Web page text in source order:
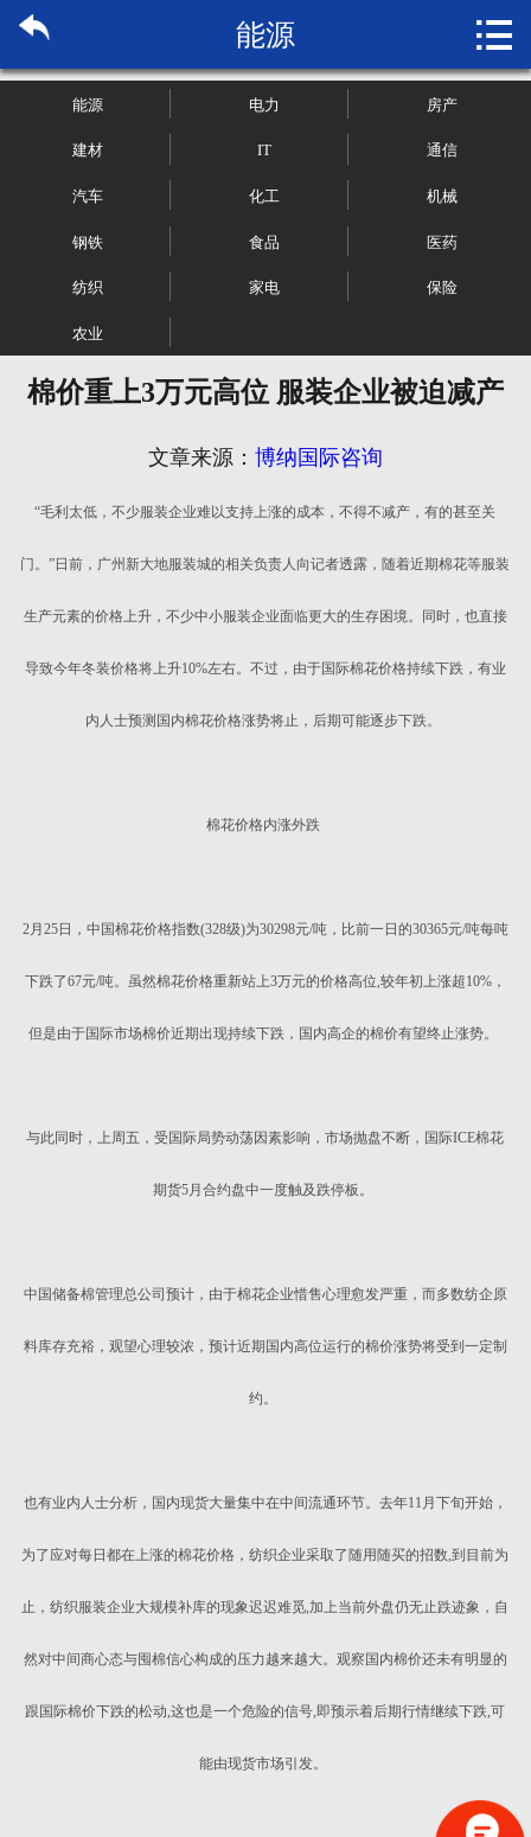
关于博纳
管理咨询
行业报告
新闻资讯
加入我们
能源 
能源 电力 房产
建材 IT 通信
汽车 化工 机械
钢铁 食品 医药
纺织 家电 保险
农业
棉价重上3万元高位 服装企业被迫减产
文章来源： 博纳国际咨询
“毛利太低，不少服装企业难以支持上涨的成本，不得不减产，有的甚至关
门。”日前，广州新大地服装城的相关负责人向记者透露，随着近期棉花等服装
生产元素的价格上升，不少中小服装企业面临更大的生存困境。同时，也直接
导致今年冬装价格将上升10%左右。不过，由于国际棉花价格持续下跌，有业
内人士预测国内棉花价格涨势将止，后期可能逐步下跌。
棉花价格内涨外跌
2月25日，中国棉花价格指数(328级)为30298元/吨，比前一日的30365元/吨每吨
下跌了67元/吨。虽然棉花价格重新站上3万元的价格高位,较年初上涨超10%，
但是由于国际市场棉价近期出现持续下跌，国内高企的棉价有望终止涨势。
与此同时，上周五，受国际局势动荡因素影响，市场抛盘不断，国际ICE棉花
期货5月合约盘中一度触及跌停板。
中国储备棉管理总公司预计，由于棉花企业惜售心理愈发严重，而多数纺企原
料库存充裕，观望心理较浓，预计近期国内高位运行的棉价涨势将受到一定制
约。
也有业内人士分析，国内现货大量集中在中间流通环节。去年11月下旬开始，
为了应对每日都在上涨的棉花价格，纺织企业采取了随用随买的招数,到目前为
止，纺织服装企业大规模补库的现象迟迟难觅,加上当前外盘仍无止跌迹象，自
然对中间商心态与囤棉信心构成的压力越来越大。观察国内棉价还未有明显的
跟国际棉价下跌的松动,这也是一个危险的信号,即预示着后期行情继续下跌,可
能由现货市场引发。